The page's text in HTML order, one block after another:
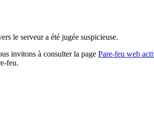
le serveur a été jugée suspicieuse.
invitons à consulter la page Pare-feu web
feu.